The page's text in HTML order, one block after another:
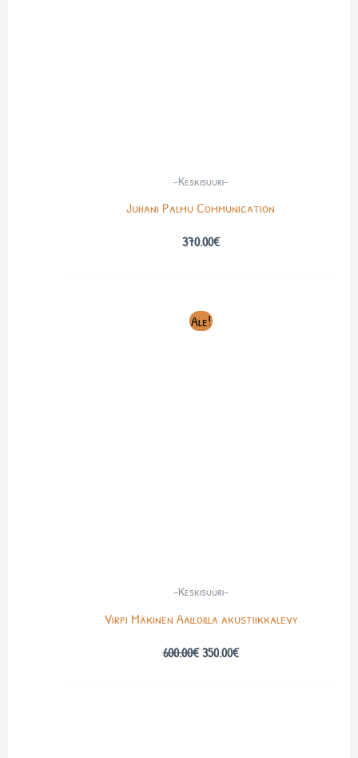
-Keskisuuri-
Juhani Palmu Communication
370.00€
Ale!
-Keskisuuri-
Virpi Mäkinen Aalloilla akustiikkalevy
600.00€
Alkuperäinen
hinta
350.00€